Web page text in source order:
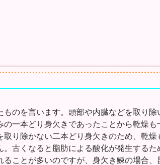
のを言います。頭部や内臓などを取り除
一本どり身欠きであったことから乾燥も
り除かない二本どり身欠きのため、乾燥
古くなると脂肪による酸化が発生するた
ことが多いのですが、身欠き鰊の場合、